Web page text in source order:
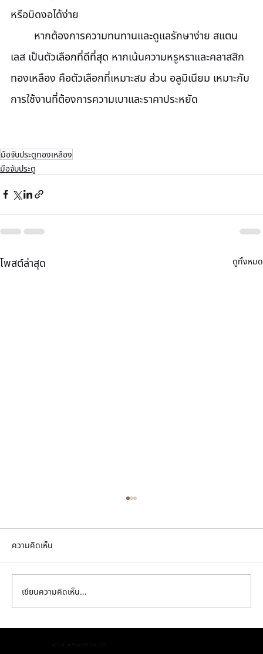
หรือบิดงอได้ง่าย
เลส เป็นตัวเลือกที่ดีที่สุด หากเน้นความหรูหราและคลาสสิก
ทองเหลือง คือตัวเลือกที่เหมาะสม ส่วน อลูมิเนียม เหมาะกับ
การใช้งานที่ต้องการความเบาและราคาประหยัด
มือจับประตูทองเหลือง
มือจับประตู
โพสต์ล่าสุด ดูทั้งหมด
ความคิดเห็น
เขียนความคิดเห็น…